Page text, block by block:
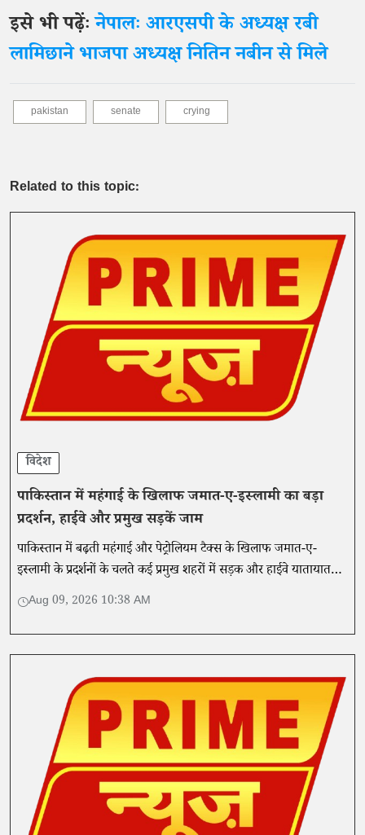
इसे भी पढ़ेंःनेपालः आरएसपी के अध्यक्ष रबी
लामिछाने भाजपा अध्यक्ष नितिन नबीन से मिले
pakistan senate crying
Related to this topic:
विदेश
पाकिस्तान में महंगाई के खिलाफ जमात-ए-इस्लामी का बड़ा
प्रदर्शन, हाईवे और प्रमुख सड़कें जाम
पाकिस्तान में बढ़ती महंगाई और पेट्रोलियम टैक्स के खिलाफ जमात-ए-
इस्लामी के प्रदर्शनों के चलते कई प्रमुख शहरों में सड़क और हाईवे यातायात
बुरी तरह प्रभावित हुआ।
Aug 09, 2026 10:38 AM